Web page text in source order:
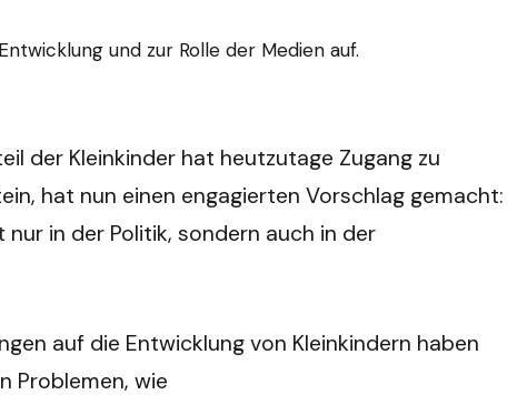
und zur Rolle der Medien auf.
der Kleinkinder hat heutzutage Zugang zu
hat nun einen engagierten Vorschlag gemacht:
in der Politik, sondern auch in der
auf die Entwicklung von Kleinkindern haben
Problemen, wie